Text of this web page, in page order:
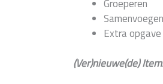
Groeperen
Extra
(Ver)nieuwe(de)